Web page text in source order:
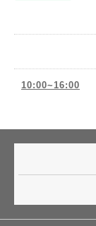
10:00~16:00